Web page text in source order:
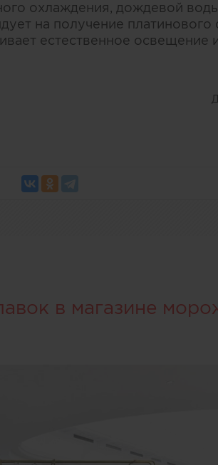
охлаждения, дождевой
на получение платинового
естественное освещение
в магазине